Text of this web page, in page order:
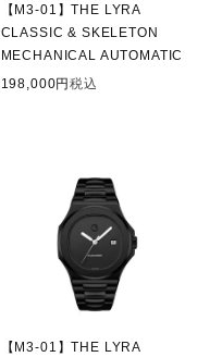
【M3-01】THE LYRA
CLASSIC & SKELETON
MECHANICAL AUTOMATIC
198,000
税込
【M3-01】THE LYRA